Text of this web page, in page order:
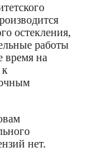
остекления,
работы
время на
к
нет.